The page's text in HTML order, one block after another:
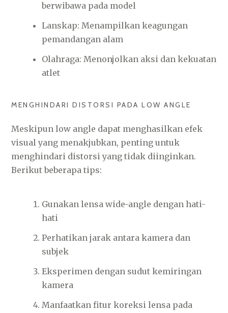
berwibawa pada model
Lanskap: Menampilkan keagungan
pemandangan alam
Olahraga: Menonjolkan aksi dan kekuatan
atlet
MENGHINDARI DISTORSI PADA LOW ANGLE
Meskipun low angle dapat menghasilkan efek
visual yang menakjubkan, penting untuk
menghindari distorsi yang tidak diinginkan.
Berikut beberapa tips:
Gunakan lensa wide-angle dengan hati-
hati
Perhatikan jarak antara kamera dan
subjek
Eksperimen dengan sudut kemiringan
kamera
Manfaatkan fitur koreksi lensa pada